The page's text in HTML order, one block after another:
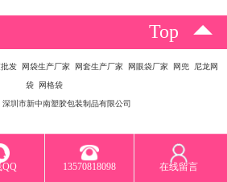
Top
发 网袋生产厂家 网套生产厂家 网眼袋厂家 网兜 尼龙网
袋 网格袋
深圳市新中南塑胶包装制品有限公司
QQ 13570818098 在线留言